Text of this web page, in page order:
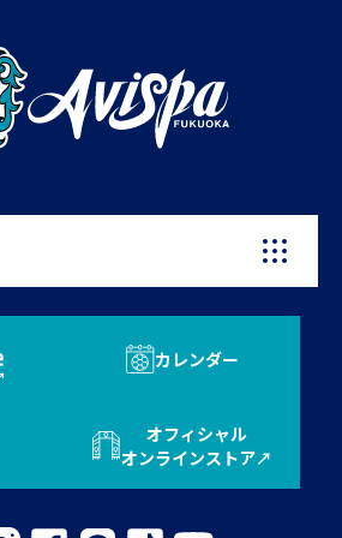
カレンダー
オフィシャル
オンラインストア